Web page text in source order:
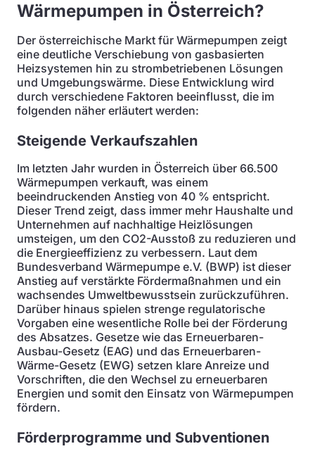
Wärmepumpen in Österreich?
Der österreichische Markt für Wärmepumpen zeigt
eine deutliche Verschiebung von gasbasierten
Heizsystemen hin zu strombetriebenen Lösungen
und Umgebungswärme. Diese Entwicklung wird
durch verschiedene Faktoren beeinflusst, die im
folgenden näher erläutert werden:
Steigende Verkaufszahlen
Im letzten Jahr wurden in Österreich über 66.500
Wärmepumpen verkauft, was einem
beeindruckenden Anstieg von 40 % entspricht.
Dieser Trend zeigt, dass immer mehr Haushalte und
Unternehmen auf nachhaltige Heizlösungen
umsteigen, um den CO2-Ausstoß zu reduzieren und
die Energieeffizienz zu verbessern. Laut dem
Bundesverband Wärmepumpe e.V. (BWP) ist dieser
Anstieg auf verstärkte Fördermaßnahmen und ein
wachsendes Umweltbewusstsein zurückzuführen.
Darüber hinaus spielen strenge regulatorische
Vorgaben eine wesentliche Rolle bei der Förderung
des Absatzes. Gesetze wie das Erneuerbaren-
Ausbau-Gesetz (EAG) und das Erneuerbaren-
Wärme-Gesetz (EWG) setzen klare Anreize und
Vorschriften, die den Wechsel zu erneuerbaren
Energien und somit den Einsatz von Wärmepumpen
fördern.
Förderprogramme und Subventionen